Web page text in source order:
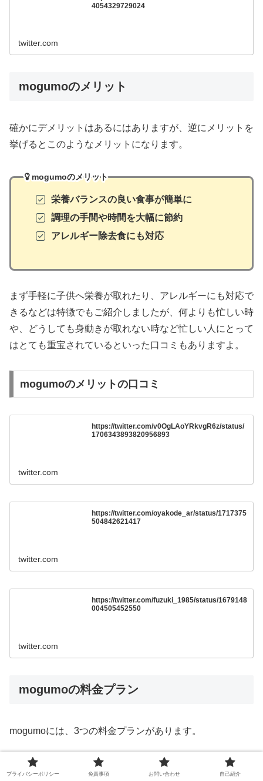
4054329729024
twitter.com
mogumoのメリット
確かにデメリットはあるにはありますが、逆にメリットを
挙げるとこのようなメリットになります。
mogumoのメリット
栄養バランスの良い食事が簡単に
調理の手間や時間を大幅に節約
アレルギー除去食にも対応
まず手軽に子供へ栄養が取れたり、アレルギーにも対応で
きるなどは特徴でもご紹介しましたが、何よりも忙しい時
や、どうしても身動きが取れない時など忙しい人にとって
はとても重宝されているといった口コミもありますよ。
mogumoのメリットの口コミ
https://twitter.com/v0OgLAoYRkvgR6z/status/
1706343893820956893
twitter.com
https://twitter.com/oyakode_ar/status/1717375
504842621417
twitter.com
https://twitter.com/fuzuki_1985/status/1679148
004505452550
twitter.com
mogumoの料金プラン
mogumoには、3つの料金プランがあります。
プラン名 内容 価格
プライバシーポリシー 免責事項 お問い合わせ 自己紹介